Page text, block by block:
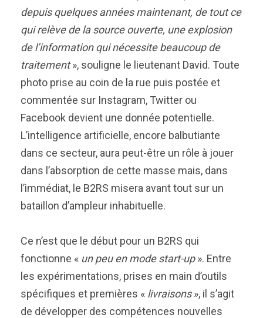
depuis quelques années maintenant, de tout ce
qui relève de la source ouverte, une explosion
de l’information qui nécessite beaucoup de
traitement», souligne le lieutenant David. Toute
photo prise au coin de la rue puis postée et
commentée sur Instagram, Twitter ou
Facebook devient une donnée potentielle.
L’intelligence artificielle, encore balbutiante
dans ce secteur, aura peut-être un rôle à jouer
dans l’absorption de cette masse mais, dans
l’immédiat, le B2RS misera avant tout sur un
bataillon d’ampleur inhabituelle.
Ce n’est que le début pour un B2RS qui
fonctionne « un peu en mode start-up». Entre
les expérimentations, prises en main d’outils
spécifiques et premières « livraisons», il s’agit
de développer des compétences nouvelles